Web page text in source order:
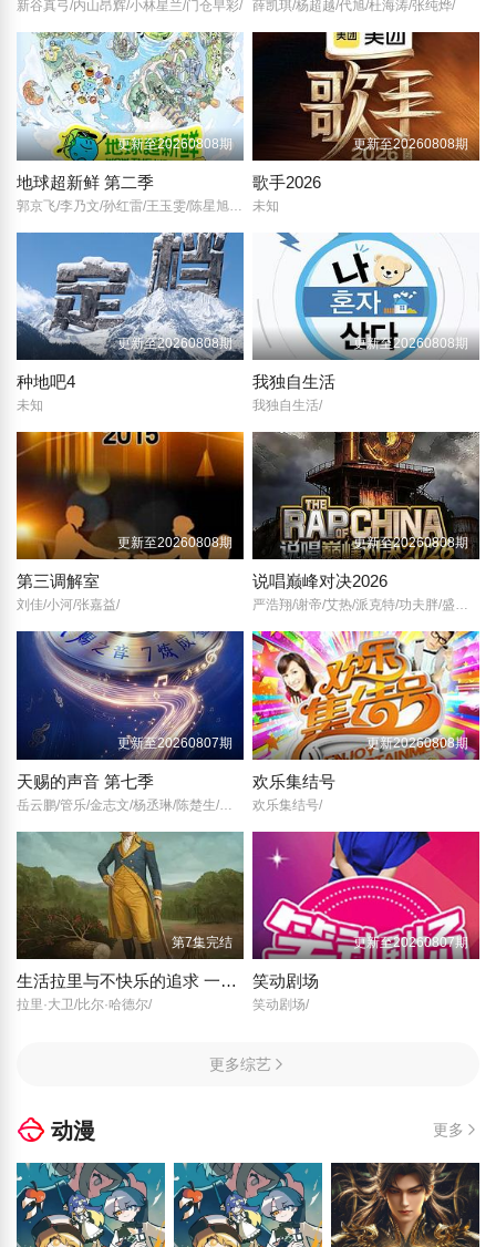
新谷真弓/内山昂辉/小林星兰/门仓早彩/ 薛凯琪/杨超越/代旭/杜海涛/张纯烨/
更新至20260808期
地球超新鲜 第二季
更新至20260808期
歌手2026
未知
更新至20260808期
种地吧4
未知
更新至20260808期
我独自生活
我独自生活/
更新至20260808期
第三调解室
刘佳/小河/张嘉益/
更新至20260808期
说唱巅峰对决2026
严浩翔/谢帝/艾热/派克特/功夫胖/盛宇/杨长青/刘嘉裕/米尔艾力/李斯丹妮/布瑞吉/翁杰/黄旭/杨博睿/吴嘉轩/白景屹/贰万/孙旸/李大奔/徐赢/郭颖/
更新至20260807期
天赐的声音 第七季
更新20260808期
欢乐集结号
欢乐集结号/
第7集完结
生活拉里与不快乐的追求 一部美国史
拉里·大卫/比尔·哈德尔/
更新至20260807期
笑动剧场
笑动剧场/
更多综艺
动漫 更多